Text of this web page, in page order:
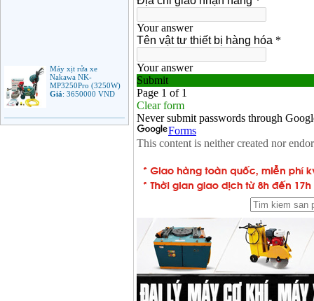
Nakawa NK-
MP3250Pro (3250W)
Giá:3650000VND
Máy phun rửa áp lực
cao Makita HW102